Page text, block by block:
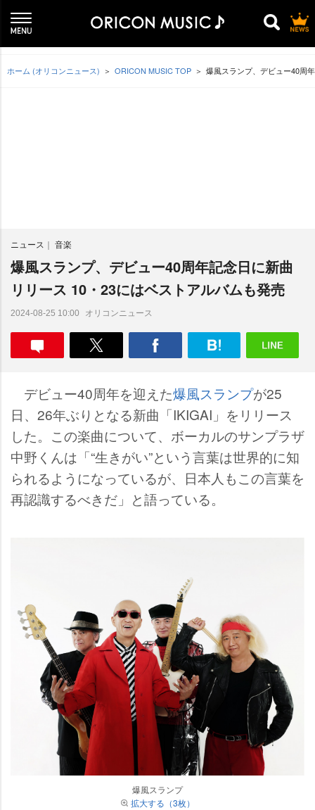
ホーム (オリコンニュース) ORICON MUSIC TOP 爆風スランプ、デビュー40周
ニュース 音楽
爆風スランプ、デビュー40周年記念日に新曲
リリース 10・23にはベストアルバムも発売
2024-08-25 10:00 オリコンニュース
デビュー40周年を迎えた爆風スランプが25
日、26年ぶりとなる新曲「IKIGAI」をリリース
した。この楽曲について、ボーカルのサンプラザ
中野くんは「“生きがい”という言葉は世界的に知
られるようになっているが、日本人もこの言葉を
再認識するべきだ」と語っている。
爆風スランプ
拡大する（3枚）